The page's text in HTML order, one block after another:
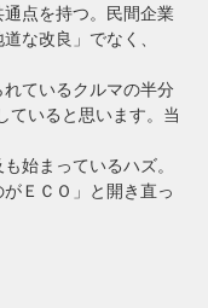
点を持つ。民間企業
な改良」でなく、
ているクルマの半分
ていると思います。当
始まっているハズ。
ＥＣＯ」と開き直っ